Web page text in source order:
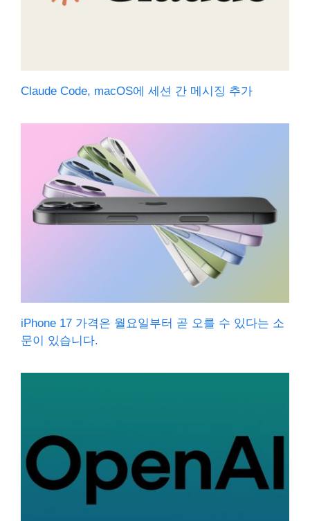
Claude Code, macOS에 세션 간 메시징 추가
iPhone 17 가격은 월요일부터 곧 오를 수 있다는 소
문이 있습니다.